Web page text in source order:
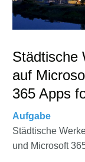
Städtische
auf
365 Apps
Aufgabe
Städtische
und Microsoft